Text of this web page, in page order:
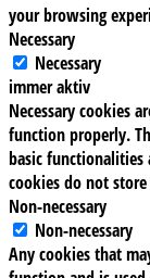
your browsing
Necessary
Necessary
immer aktiv
Necessary cookies
function properly.
basic functionalities
cookies do not
Non-necessary
Non-necessary
Any cookies that